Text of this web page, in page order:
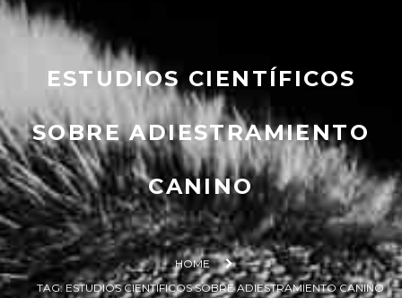
ESTUDIOS CIENTÍFICOS
SOBRE ADIESTRAMIENTO
CANINO
HOME
TAG: ESTUDIOS CIENTÍFICOS SOBRE ADIESTRAMIENTO CANINO